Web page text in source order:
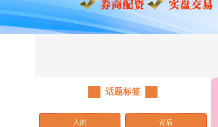
话题标签
人的 背后